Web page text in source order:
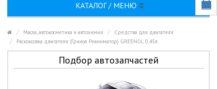
КАТАЛОГ / МЕНЮ
Масла, автокосметика и автохимия
Средства для двигателя
Раскоксовка двигателя (Гринол Реаниматор) GREENOL 0,45л.
Подбор автозапчастей